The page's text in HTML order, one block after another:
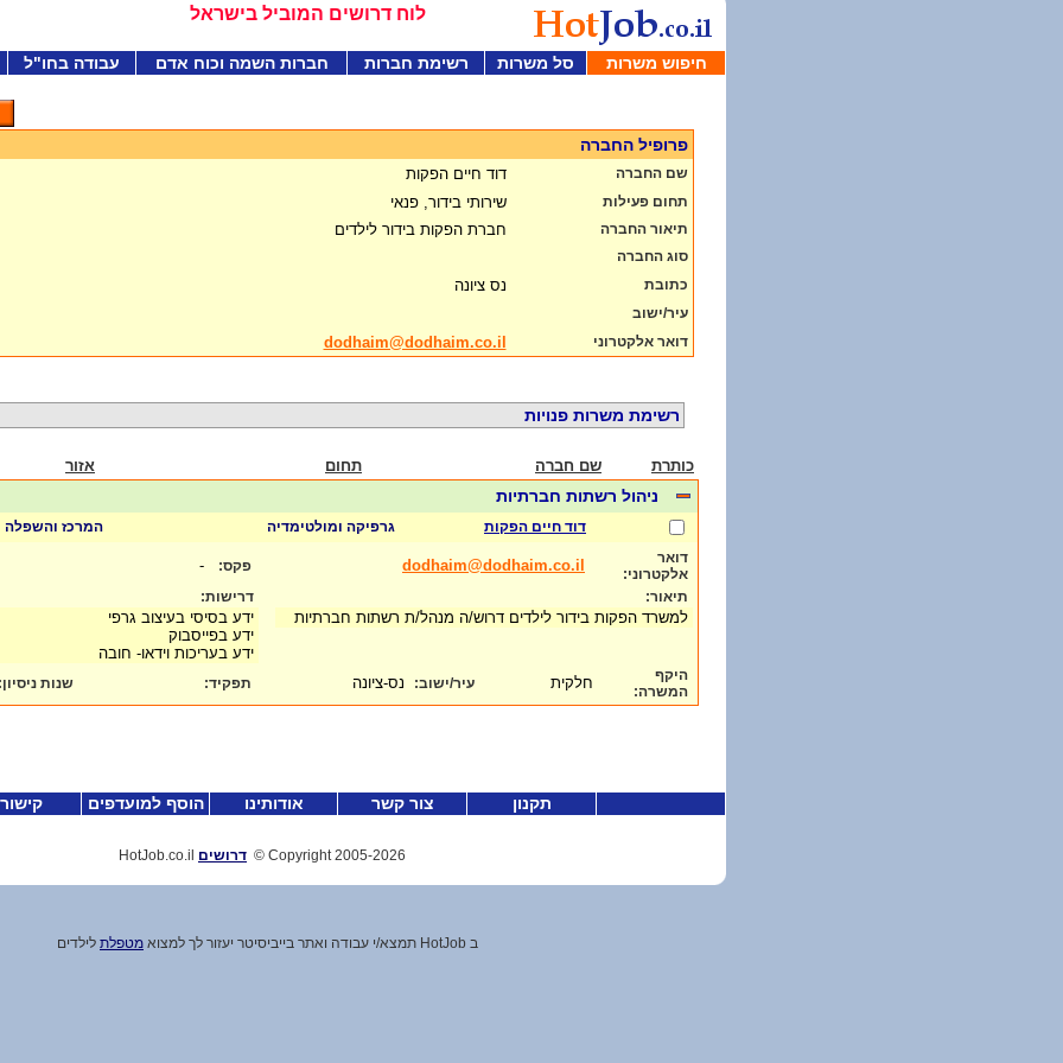
לוח דרושים המוביל בישראל
חיפוש משרות סל משרות רשימת חברות חברות השמה וכוח אדם עבודה בחו"ל
פרופיל החברה
שם החברה דוד חיים הפקות
תחום פעילות שירותי בידור, פנאי
תיאור החברה חברת הפקות בידור לילדים
סוג החברה
כתובת
נס ציונה
עיר/ישוב
דואר אלקטרוני
dodhaim@dodhaim.co.il
רשימת משרות פנויות
כותרת שם חברה תחום אזור
ניהול רשתות חברתיות
דוד חיים הפקות גרפיקה ומולטימדיה
המרכז והשפלה
דואר
אלקטרוני:
dodhaim@dodhaim.co.il פקס: -
תיאור:
למשרד הפקות בידור לילדים דרוש/ה מנהל/ת רשתות חברתיות
דרישות:
ידע בסיסי בעיצוב גרפי
ידע בפייסבוק
ידע בעריכות וידאו- חובה
היקף
המשרה:
חלקית עיר/ישוב: נס-ציונה תפקיד: שנות ניסיון
תקנון צור קשר אודותינו הוסף למועדפים
Copyright 2005-2026
© דרושים
ב HotJob תמצא /י עבודה ואתר בייביסיטר יעזור לך למצוא מטפלת לילדים